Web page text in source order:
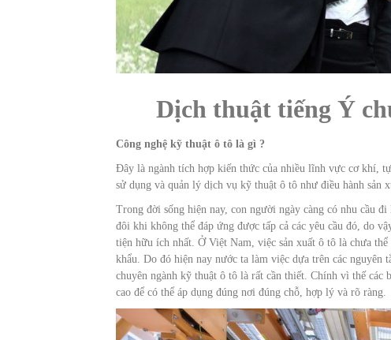
Dịch thuật tiếng Ý
Công nghệ kỹ thuật ô tô là gì ?
Đây là ngành tích hợp kiến thức của nhiều lĩnh vực cơ khí,
sử dụng và quản lý dịch vụ kỹ thuật ô tô như điều hành sản
Trong đời sống hiện nay, con người ngày càng có nhu cầu
đôi khi không thể đáp ứng được tấp cả các yêu cầu đó, do
tiện hữu ích nhất. Ở Việt Nam, việc sản xuất ô tô là chưa
khẩu. Do đó hiện nay nước ta làm việc dựa trên các
chuyên ngành kỹ thuật ô tô là rất cần thiết. Chính vì thế
cao để có thể áp dụng đúng nơi đúng chỗ, hợp lý và rõ ràng.